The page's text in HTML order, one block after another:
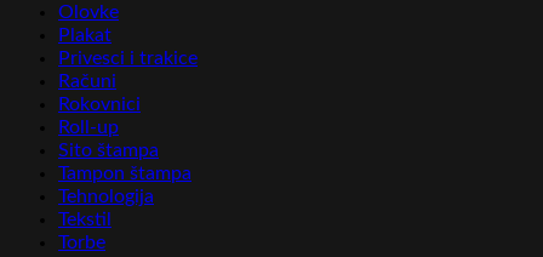
Olovke
Plakat
Privesci i trakice
Računi
Rokovnici
Roll-up
Sito štampa
Tampon štampa
Tehnologija
Tekstil
Torbe